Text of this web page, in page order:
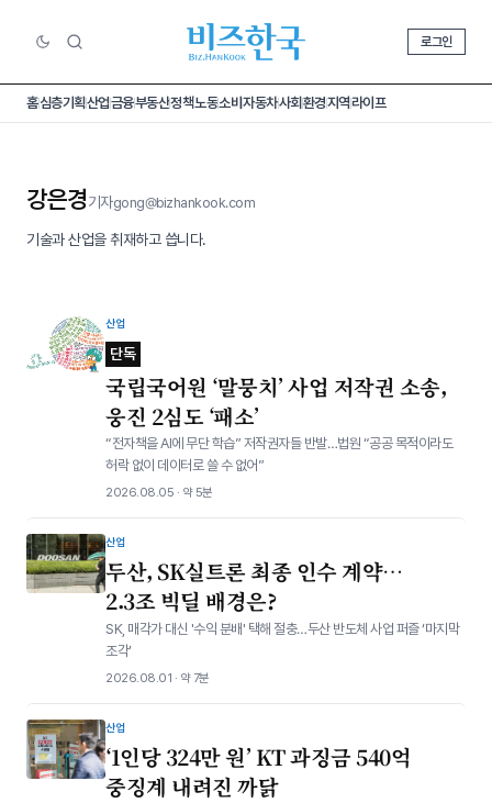
로그인
홈심층기획산업금융부동산정책노동소비 자동차사회환경지역라이프
강은경기자gong@bizhankook.com
기술과 산업을 취재하고 씁니다.
산업
단독
국립국어원 ‘말뭉치’ 사업 저작권 소송,
웅진 2심도 ‘패소’
“전자책을 AI에 무단 학습” 저작권자들 반발…법원 “공공 목적이라도
허락 없이 데이터로 쓸 수 없어”
2026.08.05 · 약 5분
산업
두산, SK실트론 최종 인수 계약…
2.3조 빅딜 배경은?
SK, 매각가 대신 '수익 분배' 택해 절충…두산 반도체 사업 퍼즐 ‘마지막
조각’
2026.08.01 · 약 7분
산업
‘1인당 324만 원’ KT 과징금 540억
중징계 내려진 까닭